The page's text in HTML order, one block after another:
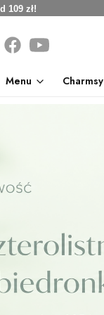
109 zł!
Menu Charmsy